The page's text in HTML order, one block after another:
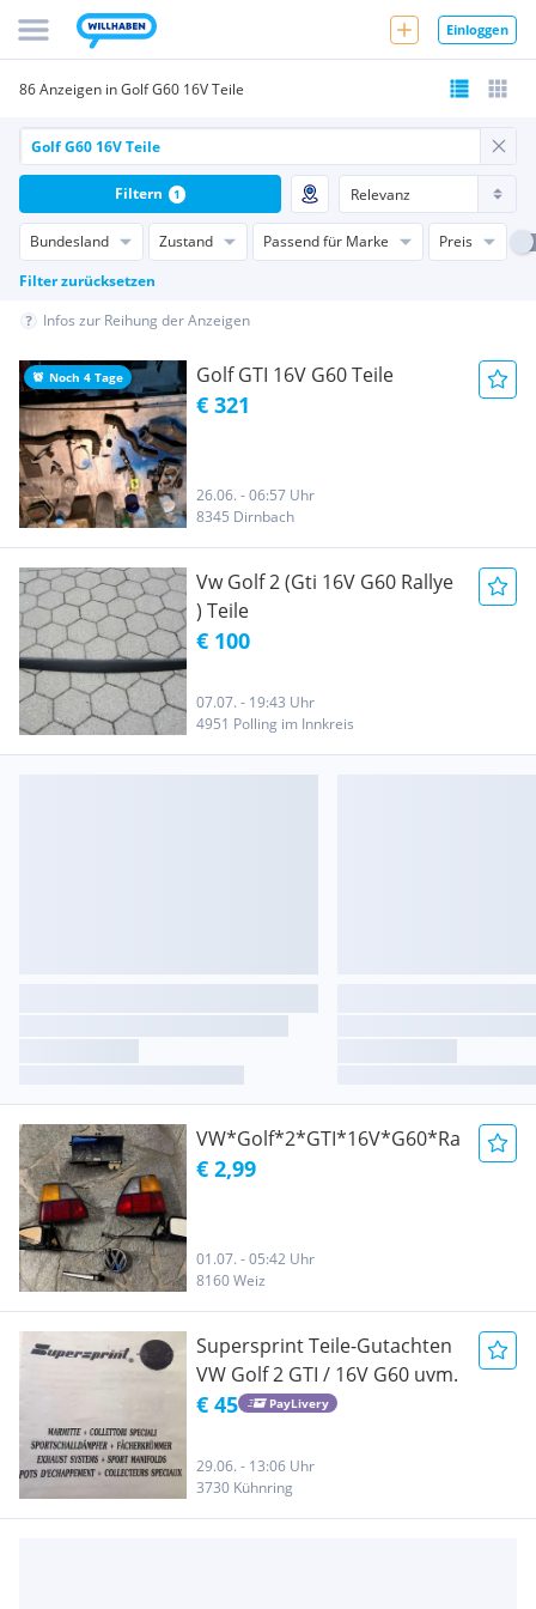
Einloggen
86 Anzeigen in Golf G60 16V Teile
Bundesland Zustand Passend für Marke
Preis
Filter zurücksetzen
Filtern 1
Infos zur Reihung der Anzeigen
Noch 4 Tage Golf GTI 16V G60 Teile
€ 321
26.06. - 06:57 Uhr
8345 Dirnbach
Vw Golf 2 (Gti 16V G60 Rallye
) Teile
€ 100
07.07. - 19:43 Uhr
4951 Polling im Innkreis
€ 2,99
01.07. - 05:42 Uhr
8160 Weiz
Supersprint Teile-Gutachten
VW Golf 2 GTI / 16V G60 uvm.
€ 45 PayLivery
29.06. - 13:06 Uhr
3730 Kühnring